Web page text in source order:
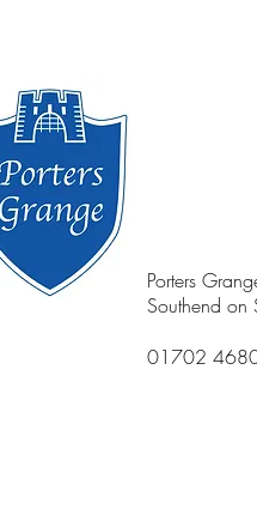
Porters
Southend on
01702